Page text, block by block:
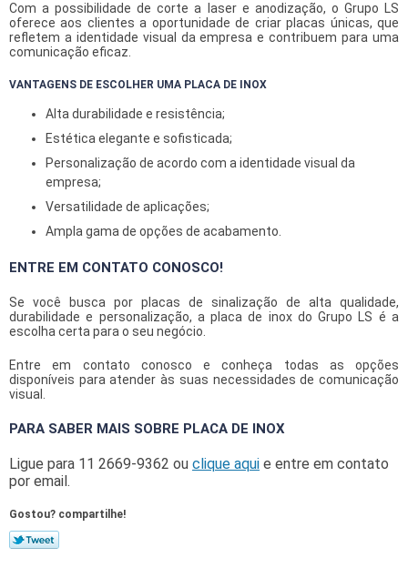
Com a possibilidade de corte a laser e anodização, o Grupo LS
oferece aos clientes a oportunidade de criar placas únicas, que
refletem a identidade visual da empresa e contribuem para uma
comunicação eficaz.
VANTAGENS DE ESCOLHER UMA PLACA DE INOX
Alta durabilidade e resistência;
Estética elegante e sofisticada;
Personalização de acordo com a identidade visual da
empresa;
Versatilidade de aplicações;
Ampla gama de opções de acabamento.
ENTRE EM CONTATO CONOSCO!
Se você busca por placas de sinalização de alta qualidade,
durabilidade e personalização, aplaca de inoxdo Grupo LS é a
escolha certa para o seu negócio.
Entre em contato conosco e conheça todas as opções
disponíveis para atender às suas necessidades de comunicação
visual.
PARA SABER MAIS SOBRE PLACA DE INOX
Ligue para 11 2669-9362 ou clique aqui e entre em contato
por email.
Gostou? compartilhe!